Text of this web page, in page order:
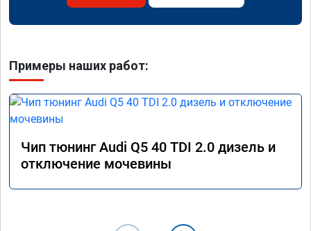
Примеры наших работ:
Чип тюнинг Audi Q5 40 TDI 2.0 дизель и
отключение мочевины